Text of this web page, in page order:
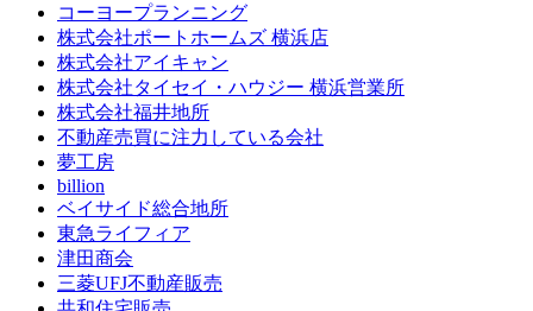
コーヨープランニング
株式会社ポートホームズ 横浜店
株式会社アイキャン
株式会社タイセイ・ハウジー 横浜営業所
株式会社福井地所
不動産売買に注力している会社
夢工房
billion
ベイサイド総合地所
東急ライフィア
津田商会
三菱UFJ不動産販売